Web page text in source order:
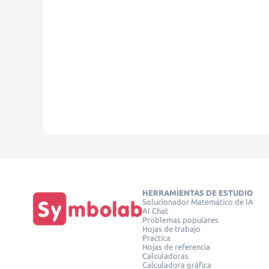
HERRAMIENTAS DE ESTUDIO
Solucionador Matemático de IA
AI Chat
Problemas populares
Hojas de trabajo
Practica
Hojas de referencia
Calculadoras
Calculadora gráfica